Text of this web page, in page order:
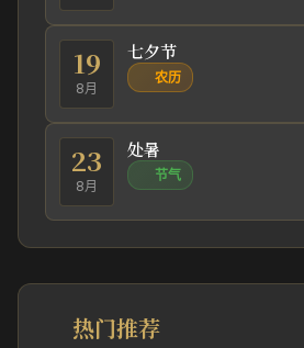
19
8月
七夕节
农历
23
8月
处暑
节气
热门推荐